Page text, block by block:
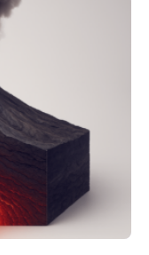
mit
zeigt, dass
haben
in der
Erdmagnetfelds
sich verorten und
Jahren…